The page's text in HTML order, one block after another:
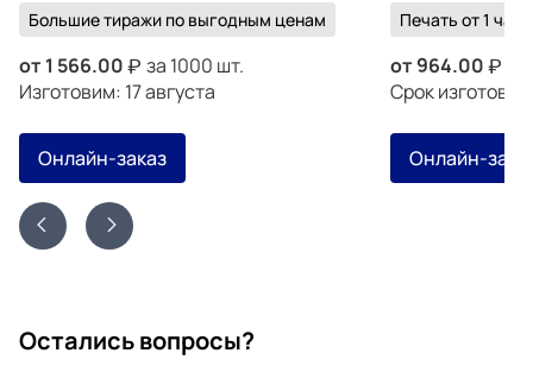
Большие тиражи по выгодным ценам
от 1 566.00
за 1000 шт.
Изготовим: 17 августа
Онлайн-заказ
Печать от 1 часа
от964.00
Срок
Онлайн-
Остались вопросы?